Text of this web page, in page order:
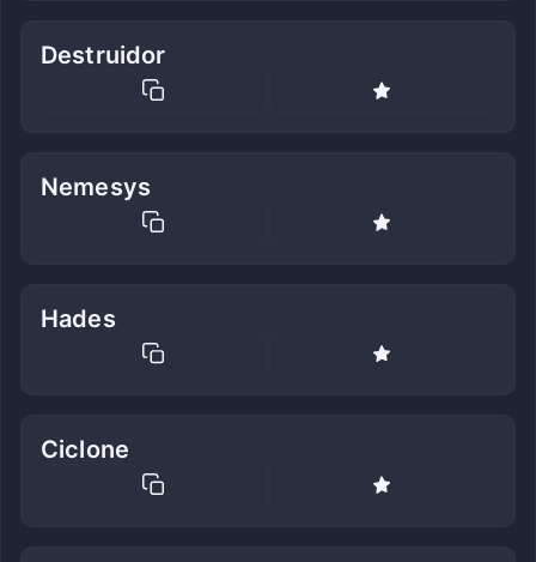
Destruidor
Nemesys
Hades
Ciclone